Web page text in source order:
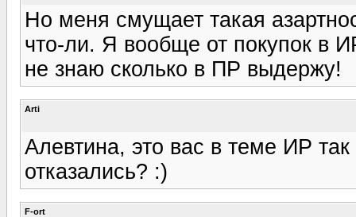
Но меня смущает такая
что-ли. Я вообще от покупок в
не знаю сколько в ПР выдержу!
Arti
Алевтина, это вас в теме ИР
отказались? :)
F-ort